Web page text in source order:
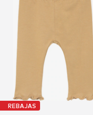
REBAJAS